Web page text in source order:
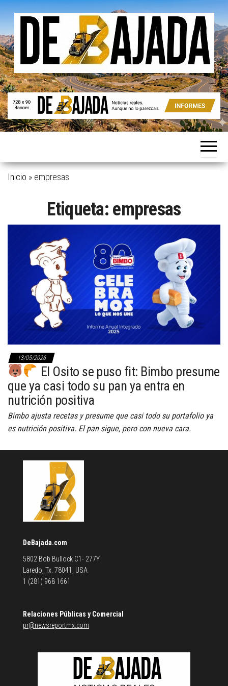
Saltar
contenido
De
Bajada
Noticias
Aunque
parezcan.
Inicio » empresas
Etiqueta: empresas
13/05/2026
El Osito se puso fit: Bimbo presume
que ya casi todo su pan ya entra en
nutrición positiva
Bimbo ajusta recetas y presume que casi todo su portafolio ya
es nutrición positiva. El pan sigue, pero con nueva cara.
DeBajada.com
5802 Bob Bullock C1- 277Y
Laredo, Tx. 78041, USA
1 (281) 968 1661
Relaciones Públicas y Comercial
pr@newsreportmx.com